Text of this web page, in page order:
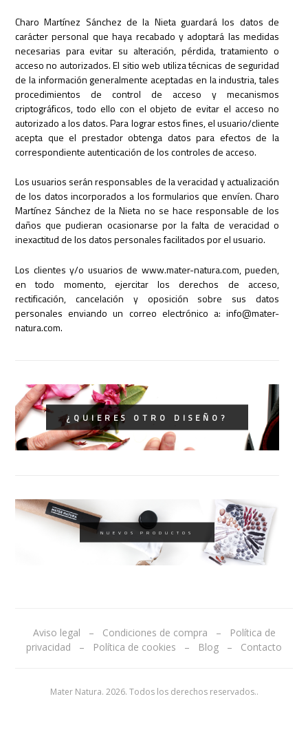
Charo Martínez Sánchez de la Nieta guardará los datos de
carácter personal que haya recabado y adoptará las medidas
necesarias para evitar su alteración, pérdida, tratamiento o
acceso no autorizados. El sitio web utiliza técnicas de seguridad
de la información generalmente aceptadas en la industria, tales
procedimientos de control de acceso y mecanismos
criptográficos, todo ello con el objeto de evitar el acceso no
autorizado a los datos. Para lograr estos fines, el usuario/cliente
acepta que el prestador obtenga datos para efectos de la
correspondiente autenticación de los controles de acceso.
Los usuarios serán responsables de la veracidad y actualización
de los datos incorporados a los formularios que envíen. Charo
Martínez Sánchez de la Nieta no se hace responsable de los
daños que pudieran ocasionarse por la falta de veracidad o
inexactitud de los datos personales facilitados por el usuario.
Los clientes y/o usuarios de www.mater-natura.com, pueden,
en todo momento, ejercitar los derechos de acceso,
rectificación, cancelación y oposición sobre sus datos
personales enviando un correo electrónico a: info@mater-
natura.com.
¿QUIERES OTRO DISEÑO?
NUEVOS PRODUCTOS
Aviso legal – Condiciones de compra –
Política de
privacidad – Política de cookies – Blog – Contacto
Mater Natura. 2026. Todos los derechos reservados..